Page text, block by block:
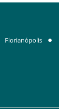
Florianópolis